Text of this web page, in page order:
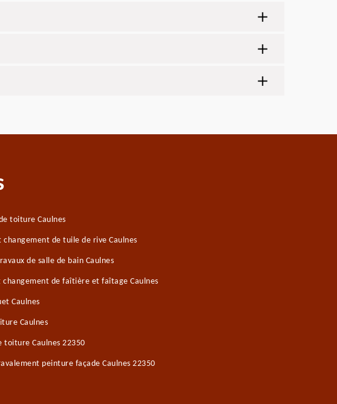
toiture Caulnes
changement de tuile de rive Caulnes
de salle de bain Caulnes
changement de faîtière et faîtage Caulnes
Caulnes
Caulnes
toiture Caulnes 22350
peinture façade Caulnes 22350